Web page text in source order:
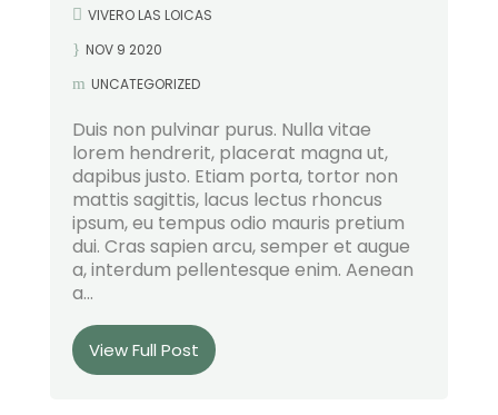
VIVERO LAS LOICAS
NOV 9 2020
UNCATEGORIZED
Duis non pulvinar purus. Nulla vitae
lorem hendrerit, placerat magna ut,
dapibus justo. Etiam porta, tortor non
mattis sagittis, lacus lectus rhoncus
ipsum, eu tempus odio mauris pretium
dui. Cras sapien arcu, semper et augue
a, interdum pellentesque enim. Aenean
a...
View Full Post